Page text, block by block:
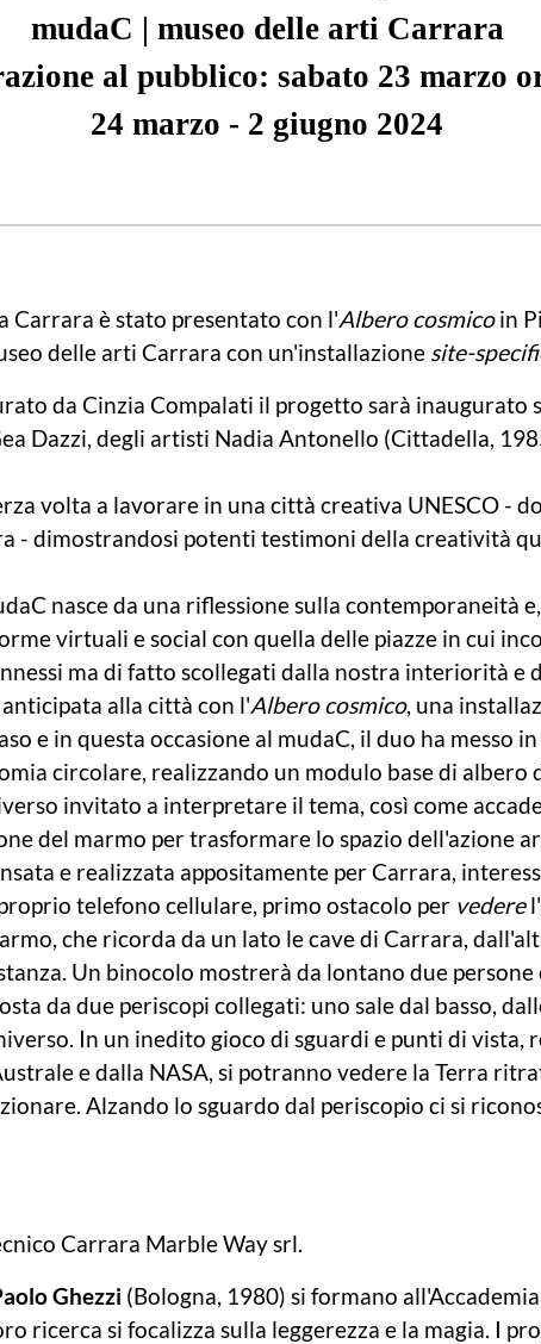
mudaC | museo delle arti Carrara
al pubblico: sabato 23 marzo
24 marzo - 2 giugno 2024
Carrara è stato presentato con l'Albero cosmicoin
delle arti Carrara con un'installazione site-
da Cinzia Compalati il progetto sarà inaugurato
Dazzi, degli artisti Nadia Antonello (Cittadella,
volta a lavorare in una città creativa UNESCO -
- dimostrandosi potenti testimoni della creatività
nasce da una riflessione sulla contemporaneità
virtuali e social con quella delle piazze in cui
ma di fatto scollegati dalla nostra interiorità e
alla città con l'Albero cosmico, una
e in questa occasione al mudaC, il duo ha messo
circolare, realizzando un modulo base di albero
invitato a interpretare il tema, così come
del marmo per trasformare lo spazio dell'azione
e realizzata appositamente per Carrara,
telefono cellulare, primo ostacolo per vedere
che ricorda da un lato le cave di Carrara,
Un binocolo mostrerà da lontano due
da due periscopi collegati: uno sale dal basso,
In un inedito gioco di sguardi e punti di vista,
e dalla NASA, si potranno vedere la Terra
Alzando lo sguardo dal periscopio ci si
Carrara Marble Way srl.
Ghezzi (Bologna, 1980) si formano
ricerca si focalizza sulla leggerezza e la magia. I